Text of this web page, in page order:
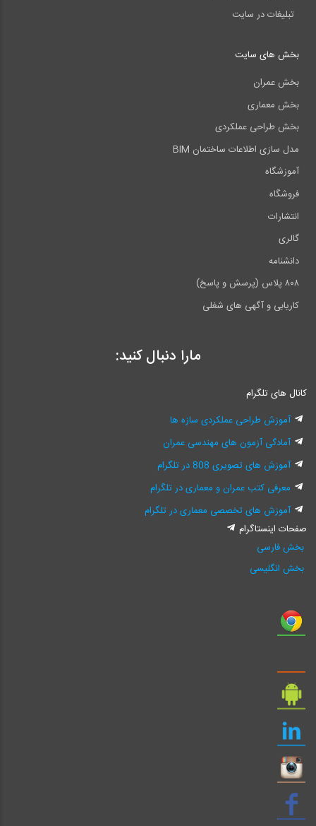
تبلیغات در سایت
بخش های سایت
بخش عمران
بخش معماری
بخش طراحی عملکردی
مدل سازی اطلاعات ساختمان BIM
آموزشگاه
فروشگاه
انتشارات
گالری
دانشنامه
۸۰۸ پلاس (پرسش و پاسخ)
کاریابی و آگهی های شغلی
مارا دنبال کنید:
کانال های تلگرام
آموزش طراحی عملکردی سازه ها
آمادگی آزمون های مهندسی عمران
آموزش های تصویری 808 در تلگرام
معرفی کتب عمران و معماری در تلگرام
آموزش های تخصصی معماری در تلگرام
صفحات اینستاگرام
بخش فارسی
بخش انگلیسی